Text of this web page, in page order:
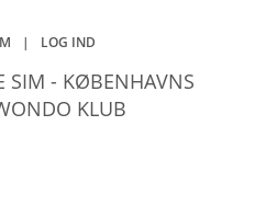
| LOG IND
SIM - KØBENHAVNS
KLUB